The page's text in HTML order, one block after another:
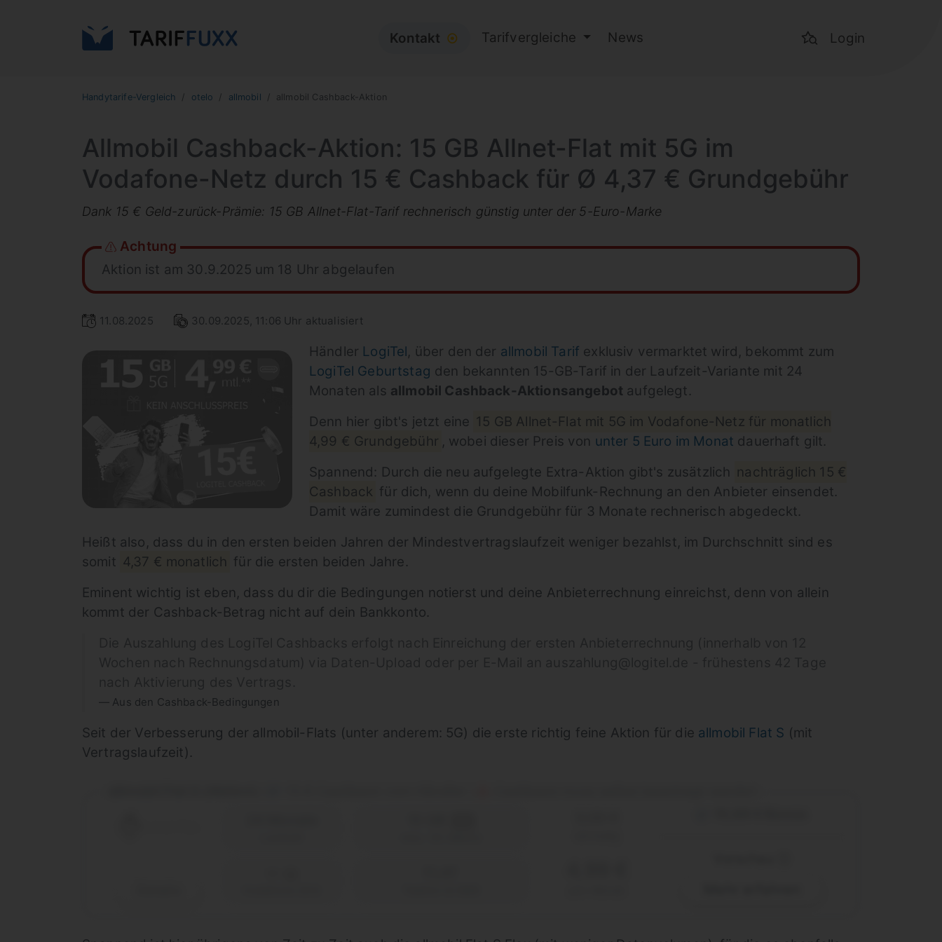
Kontakt ⦿ Tarifvergleiche News Login
Handytarife-Vergleich otelo allmobil allmobil Cashback-Aktion
Allmobil Cashback-Aktion: 15 GB Allnet-Flat mit 5G im
Vodafone-Netz durch 15 € Cashback für Ø 4,37 € Grundgebühr
Dank 15 € Geld-zurück-Prämie: 15 GB Allnet-Flat-Tarif rechnerisch günstig unter der 5-Euro-Marke
Achtung
Aktion ist am 30.9.2025 um 18 Uhr abgelaufen
11.08.2025 30.09.2025, 11:06 Uhr aktualisiert
Händler LogiTel, über den der allmobil Tarif exklusiv vermarktet wird, bekommt zum
LogiTel Geburtstag den bekannten 15-GB-Tarif in der Laufzeit-Variante mit 24
Monaten als allmobil Cashback-Aktionsangebot aufgelegt.
Denn hier gibt's jetzt eine 15 GB Allnet-Flat mit 5G im Vodafone-Netz für monatlich
4,99 € Grundgebühr , wobei dieser Preis von unter 5 Euro im Monat dauerhaft gilt.
Spannend: Durch die neu aufgelegte Extra-Aktion gibt's zusätzlich nachträglich 15 €
Cashback für dich, wenn du deine Mobilfunk-Rechnung an den Anbieter einsendet.
Damit wäre zumindest die Grundgebühr für 3 Monate rechnerisch abgedeckt.
Heißt also, dass du in den ersten beiden Jahren der Mindestvertragslaufzeit weniger bezahlst, im Durchschnitt sind es
somit 4,37 € monatlich für die ersten beiden Jahre.
Eminent wichtig ist eben, dass du dir die Bedingungen notierst und deine Anbieterrechnung einreichst, denn von allein
kommt der Cashback-Betrag nicht auf dein Bankkonto.
Aus den Cashback-Bedingungen
Seit der Verbesserung der allmobil-Flats (unter anderem: 5G) die erste richtig feine Aktion für die allmobil Flat S (mit
Vertragslaufzeit).